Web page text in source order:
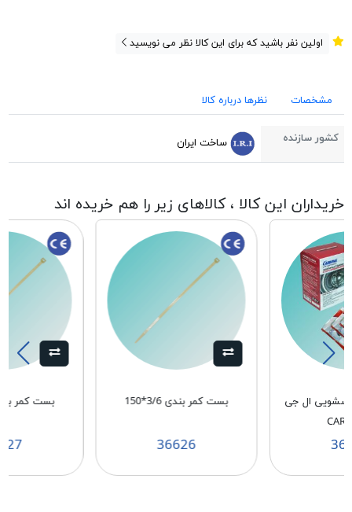
اولین نفر باشید که برای این کالا نظر می نویسید
مشخصات نظرها درباره کالا
کشور سازنده ساخت ایران
خریداران این کالا ، کالاهای زیر را هم خریده اند
ال جی
بست کمر بندی 3/6*150
36626
بست کمر بندی 3/